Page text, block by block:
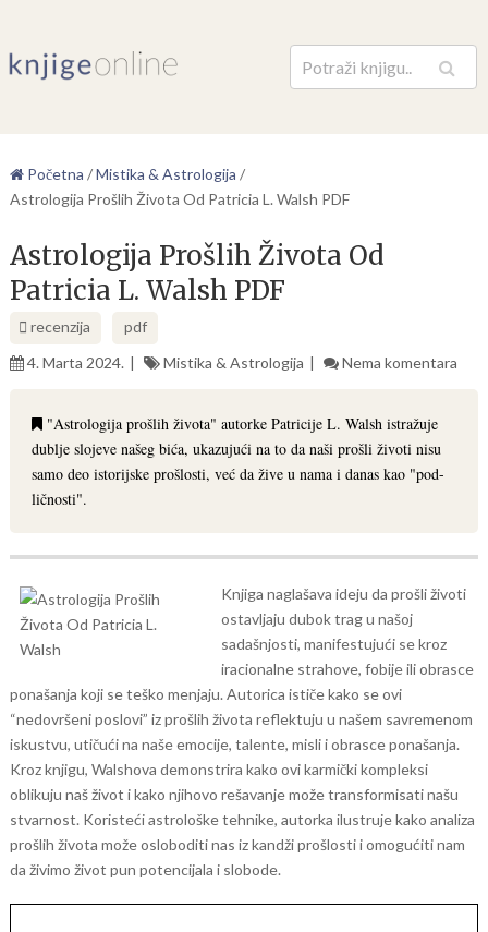
Pretraga
Početna /Mistika & Astrologija /
Astrologija Prošlih Života Od Patricia L. Walsh PDF
Astrologija Prošlih Života Od
Patricia L. Walsh PDF
recenzija
pdf
4. Marta 2024.
Mistika & Astrologija Nema komentara
"Astrologija prošlih života" autorke Patricije L. Walsh istražuje
dublje slojeve našeg bića, ukazujući na to da naši prošli životi nisu
samo deo istorijske prošlosti, već da žive u nama i danas kao "pod-
ličnosti".
Knjiga naglašava ideju da prošli životi
ostavljaju dubok trag u našoj
sadašnjosti, manifestujući se kroz
iracionalne strahove, fobije ili obrasce
ponašanja koji se teško menjaju. Autorica ističe kako se ovi
“nedovršeni poslovi” iz prošlih života reflektuju u našem savremenom
iskustvu, utičući na naše emocije, talente, misli i obrasce ponašanja.
Kroz knjigu, Walshova demonstrira kako ovi karmički kompleksi
oblikuju naš život i kako njihovo rešavanje može transformisati našu
stvarnost. Koristeći astrološke tehnike, autorka ilustruje kako analiza
prošlih života može osloboditi nas iz kandži prošlosti i omogućiti nam
da živimo život pun potencijala i slobode.